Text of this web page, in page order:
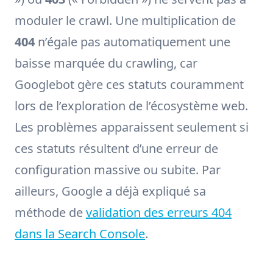
moduler le crawl. Une multiplication de
404 n’égale pas automatiquement une
baisse marquée du crawling, car
Googlebot gère ces statuts couramment
lors de l’exploration de l’écosystème web.
Les problèmes apparaissent seulement si
ces statuts résultent d’une erreur de
configuration massive ou subite. Par
ailleurs, Google a déjà expliqué sa
méthode devalidation des erreurs 404
dans la Search Console.